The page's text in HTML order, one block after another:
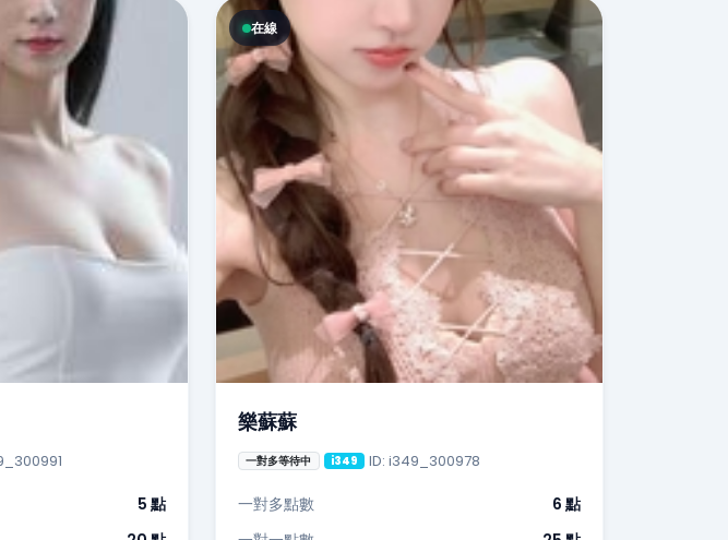
5 點
在線
樂蘇蘇
一對多等待中 i349 ID: i349_300978
一對多點數
6 點